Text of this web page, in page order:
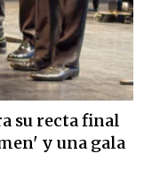
su recta final
y una gala